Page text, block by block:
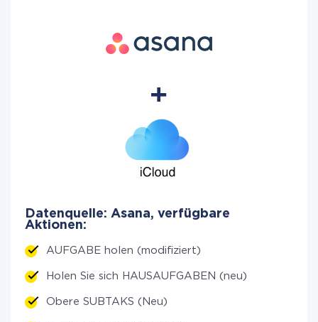
Datenquelle: Asana, verfügbare
Aktionen:
AUFGABE holen (modifiziert)
Holen Sie sich HAUSAUFGABEN (neu)
Obere SUBTAKS (Neu)